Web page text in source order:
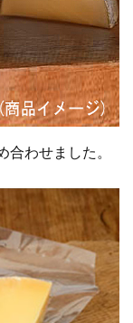
合わせました。